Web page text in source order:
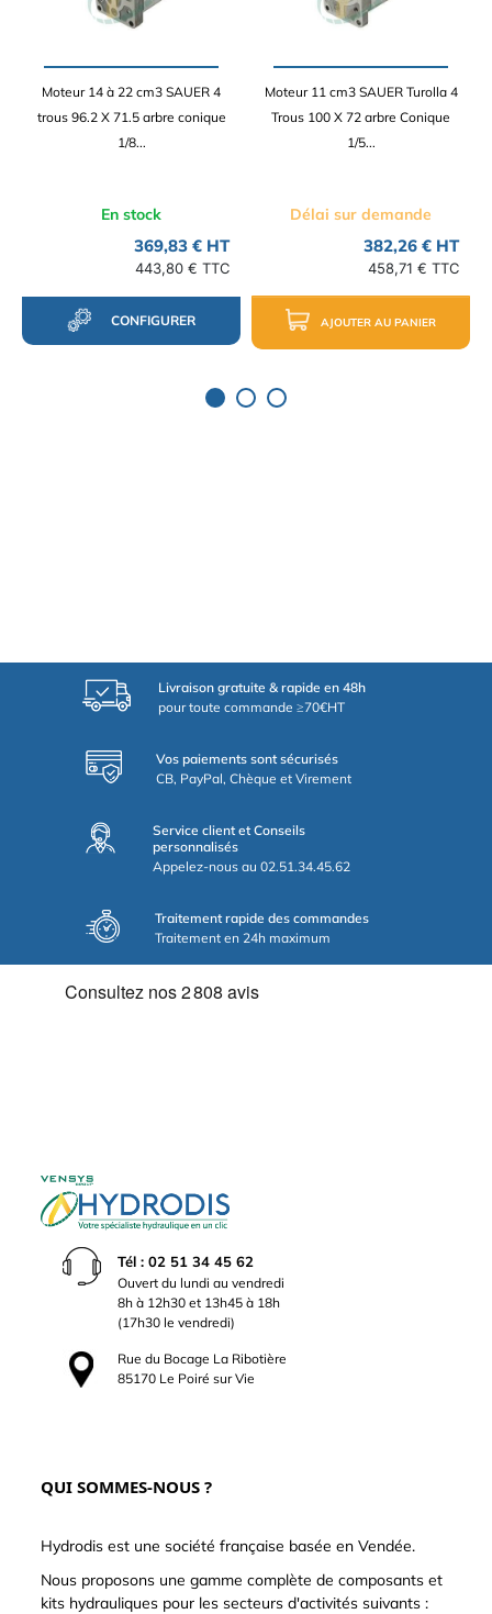
Moteur 14 à 22 cm3 SAUER 4
trous 96.2 X 71.5 arbre conique
1/8...
En stock
369,83 € HT
443,80 € TTC
CONFIGURER
Moteur 11 cm3 SAUER Turolla 4
Trous 100 X 72 arbre Conique
1/5...
Délai sur demande
382,26 € HT
458,71 € TTC
AJOUTER AU PANIER
Livraison gratuite & rapide en 48h
pour toute commande ≥70€HT
Vos paiements sont sécurisés
CB, PayPal, Chèque et Virement
Service client et Conseils
personnalisés
Appelez-nous au 02.51.34.45.62
Traitement rapide des commandes
Traitement en 24h maximum
Tél : 02 51 34 45 62
Ouvert du lundi au vendredi
8h à 12h30 et 13h45 à 18h
(17h30 le vendredi)
Rue du Bocage La Ribotière
85170 Le Poiré sur Vie
QUI SOMMES-NOUS ?
Hydrodis est une société française basée en Vendée.
Nous proposons une gamme complète de composants et
kits hydrauliques pour les secteurs d'activités suivants :